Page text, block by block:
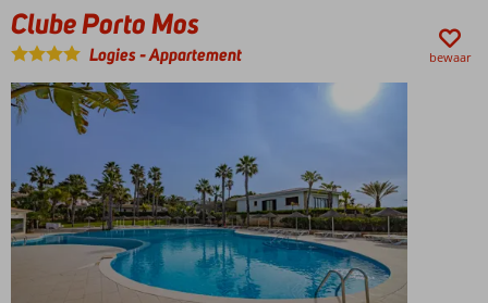
1 à-la-
carterestaurant
ook
mogelijk
Clube Porto Mos
Logies-Appartement bewaar